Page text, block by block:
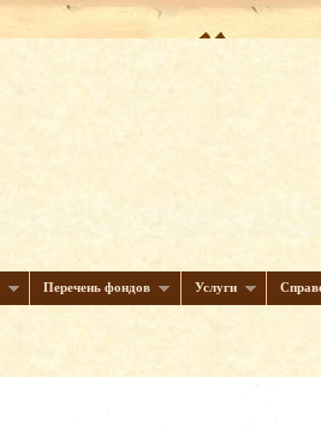
Перечень фондов Услуги